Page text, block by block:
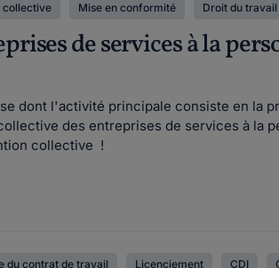
collective Mise en conformité Droit du travail
de services à la
dont l'activité principale consiste en la
des entreprises de services à la
collective !
du contrat de travail Licenciement CDI